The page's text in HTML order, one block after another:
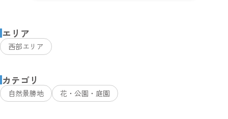
エリア
西部エリア
カテゴリ
自然景勝地 花・公園・庭園